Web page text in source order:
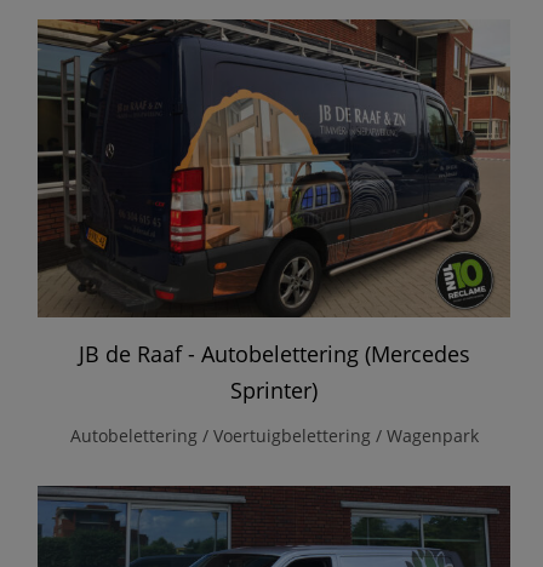
JB de Raaf - Autobelettering (Mercedes
Sprinter)
Autobelettering / Voertuigbelettering / Wagenpark